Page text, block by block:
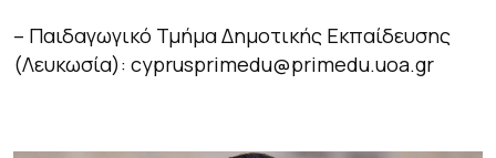
– Παιδαγωγικό Τμήμα Δημοτικής Εκπαίδευσης
(Λευκωσία): cyprusprimedu@primedu.uoa.gr